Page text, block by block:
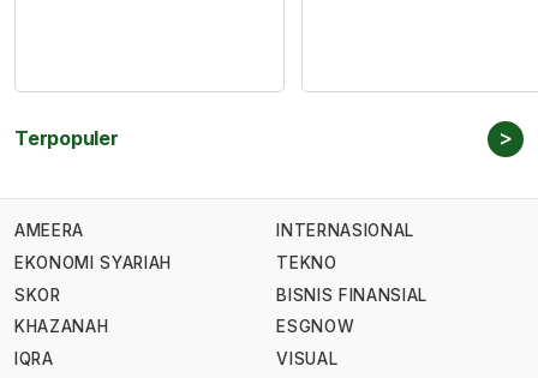
Terpopuler >
AMEERA
EKONOMI SYARIAH
SKOR
KHAZANAH
IQRA
INTERNASIONAL
TEKNO
BISNIS FINANSIAL
ESGNOW
VISUAL